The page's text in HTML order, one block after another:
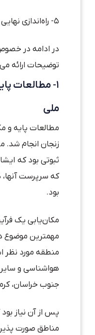
۵- راه‌اندازی نهایی
در ادامه در خصوص
توضیحات ارائه
۱- مطالعات
ملی
مطالعات پایه و
زنجان انجام
ثبوتی بود که
که سرپرست آنها،
بود.
مکان‌یابی یک
مهمترین موضوع
منطقه مورد
جنوب خراسان،
پس از آن نیاز
مناطق صورت